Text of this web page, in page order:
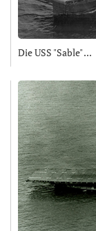
Die USS "Sable" ...